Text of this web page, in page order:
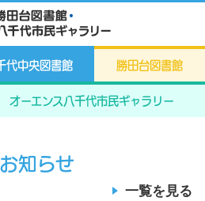
代中央図書館 勝田台図書館
オーエンス八千代市民ギャラリー
お知らせ
一覧を見る